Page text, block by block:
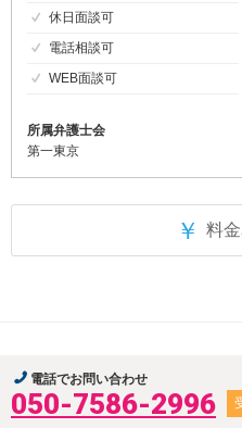
休日面談可
電話相談可
WEB面談可
所属弁護士会
第一東京
￥ 料
電話でお問い合わせ
050-7586-2996